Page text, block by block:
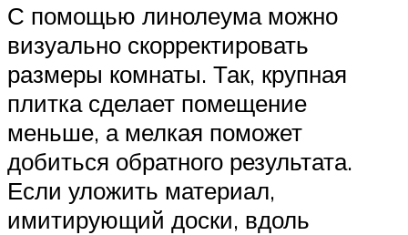
С помощью линолеума можно
визуально скорректировать
размеры комнаты. Так, крупная
плитка сделает помещение
меньше, а мелкая поможет
добиться обратного результата.
Если уложить материал,
имитирующий доски, вдоль